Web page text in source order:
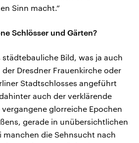
Sinn macht.“
Schlösser und Gärten?
städtebauliche Bild, was ja auch
Dresdner Frauenkirche oder
Stadtschlosses angeführt
auch der verklärende
glorreiche Epochen
gerade in unübersichtlichen
manchen die Sehnsucht nach